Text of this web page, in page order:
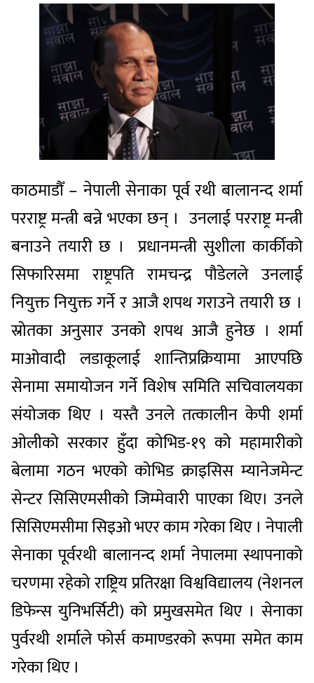
काठमाडौँ – नेपाली सेनाका पूर्व रथी बालानन्द शर्मा
परराष्ट्र मन्त्री बन्ने भएका छन् । उनलाई परराष्ट्र मन्त्री
बनाउने तयारी छ । प्रधानमन्त्री सुशीला कार्कीको
सिफारिसमा राष्ट्रपति रामचन्द्र पौडेलले उनलाई
नियुक्त नियुक्त गर्ने र आजै शपथ गराउने तयारी छ ।
स्रोतका अनुसार उनको शपथ आजै हुनेछ । शर्मा
माओवादी लडाकूलाई शान्तिप्रक्रियामा आएपछि
सेनामा समायोजन गर्ने विशेष समिति सचिवालयका
संयोजक थिए । यस्तै उनले तत्कालीन केपी शर्मा
ओलीको सरकार हुँदा कोभिड-१९ को महामारीको
बेलामा गठन भएको कोभिड क्राइसिस म्यानेजमेन्ट
सेन्टर सिसिएमसीको जिम्मेवारी पाएका थिए। उनले
सिसिएमसीमा सिइओ भएर काम गरेका थिए । नेपाली
सेनाका पूर्वरथी बालानन्द शर्मा नेपालमा स्थापनाको
चरणमा रहेको राष्ट्रिय प्रतिरक्षा विश्वविद्यालय (नेशनल
डिफेन्स युनिभर्सिटी) को प्रमुखसमेत थिए । सेनाका
पुर्वरथी शर्माले फोर्स कमाण्डरको रूपमा समेत काम
गरेका थिए ।